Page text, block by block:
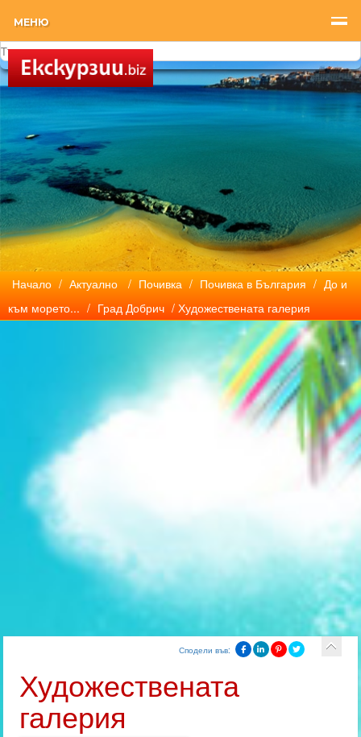
МЕНЮ
Начало / Актуално / Почивка / Почивка в България / До и
към морето... / Град Добрич / Художествената галерия
Сподели във:
Художествената
галерия